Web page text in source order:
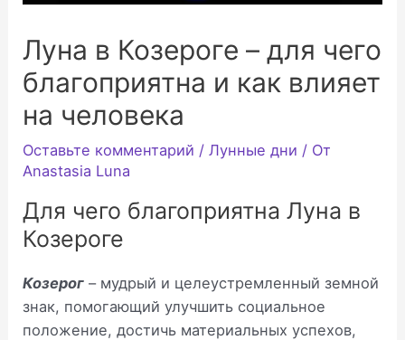
Луна в Козероге – для чего
благоприятна и как влияет
на человека
Оставьте комментарий /Лунные дни / От
Anastasia Luna
Для чего благоприятна Луна в
Козероге
Козерог – мудрый и целеустремленный земной
знак, помогающий улучшить социальное
положение, достичь материальных успехов,